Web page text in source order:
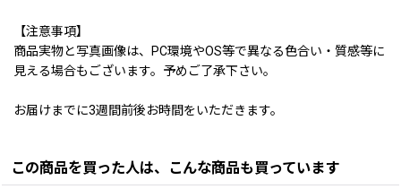
【注意事項】
商品実物と写真画像は、PC環境やOS等で異なる色合い・質感等に
見える場合もございます。予めご了承下さい。
お届けまでに3週間前後お時間をいただきます。
この商品を買った人は、こんな商品も買っています